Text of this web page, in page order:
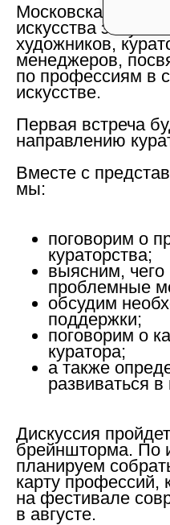
Московская школа
искусства
художников,
менеджеров,
по профессиям в
искусстве.
Первая встреча
направлению
Вместе с
мы:
поговорим о
кураторства;
выясним, чего
проблемные
обсудим
поддержки;
поговорим о
куратора;
а также
развиваться
Дискуссия
брейншторма. По
планируем
карту профессий,
на фестивале
в августе.